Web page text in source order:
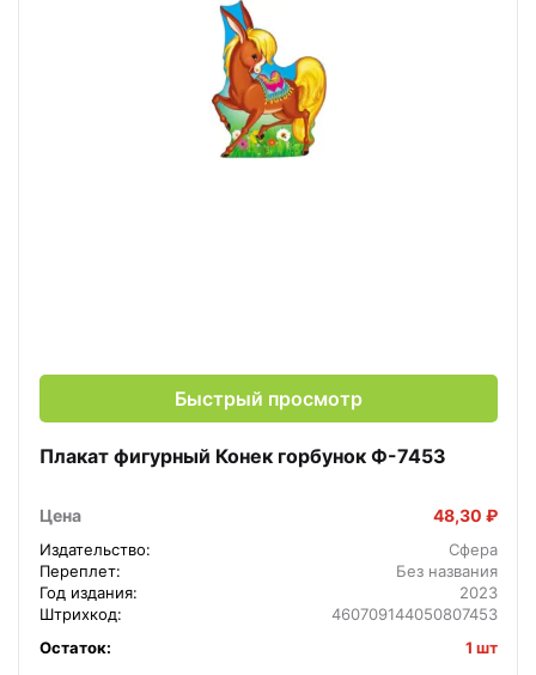
Быстрый просмотр
Плакат фигурный Конек горбунок Ф-7453
Цена 48,30 ₽
Издательство:
Сфера
Переплет:
Без названия
Год издания:
2023
Штрихкод:
460709144050807453
Остаток:
1 шт